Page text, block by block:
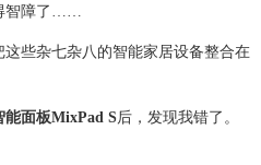
智障了……
些杂七杂八的智能家居设备整合在
能面板MixPad S后，发现我错了。